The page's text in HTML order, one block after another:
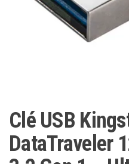
Clé USB
DataTraveler